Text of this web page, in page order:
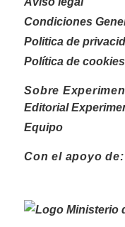
Condiciones
Politica de
Política de cookies
Sobre
Editorial
Equipo
Con el apoyo de: